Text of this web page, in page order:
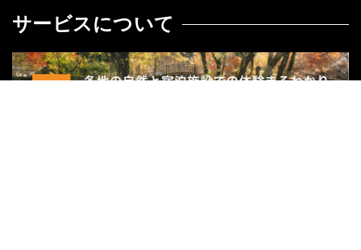
サービスについて